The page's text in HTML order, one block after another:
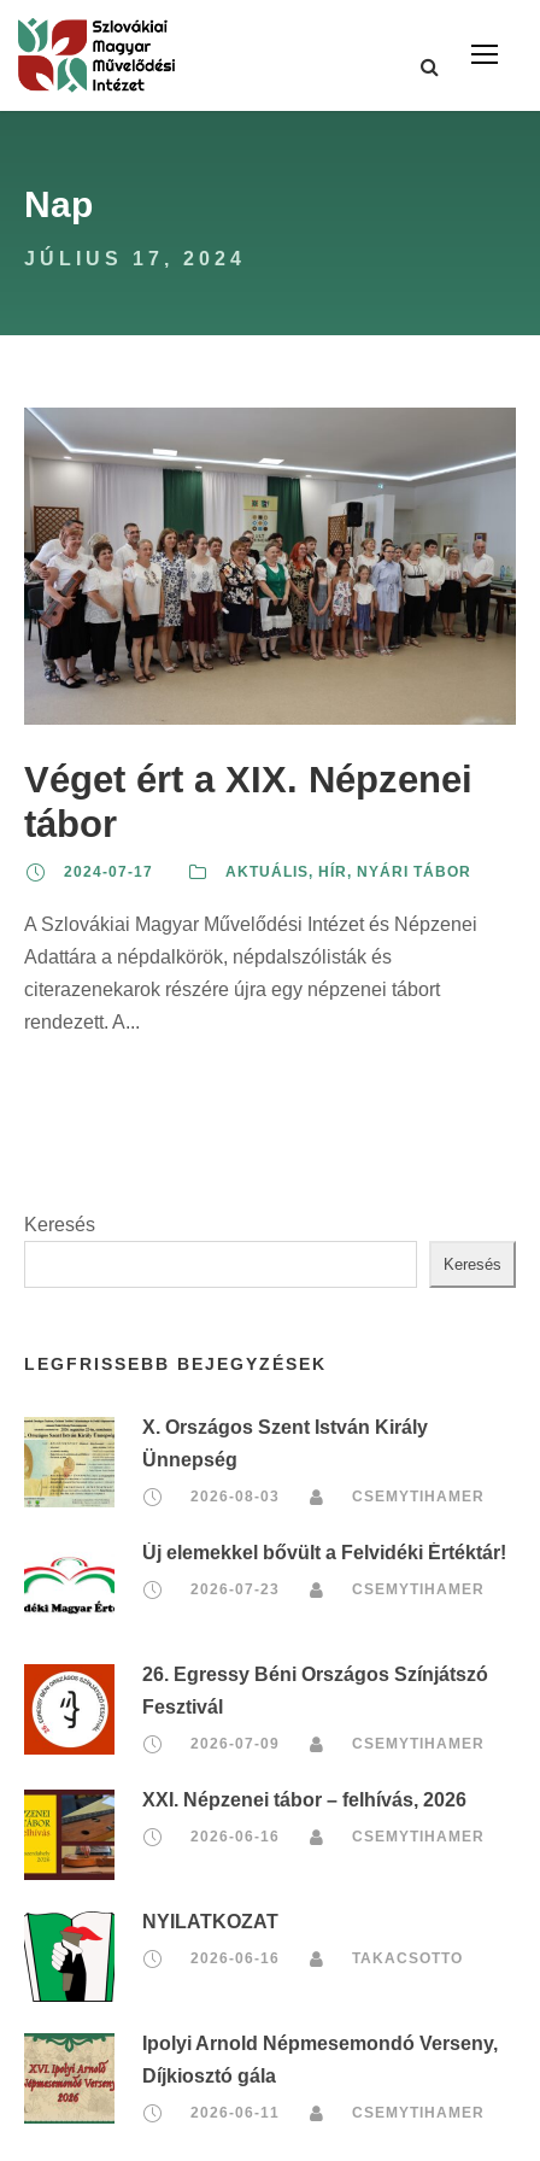
Nap
JÚLIUS 17, 2024
Véget ért a XIX. Népzenei
tábor
2024-07-17 AKTUÁLIS, HÍR, NYÁRI TÁBOR
A Szlovákiai Magyar Művelődési Intézet és Népzenei
Adattára a népdalkörök, népdalszólisták és
citerazenekarok részére újra egy népzenei tábort
rendezett. A...
Keresés
Keresés
LEGFRISSEBB BEJEGYZÉSEK
X. Országos Szent István Király
Ünnepség
2026-08-03 CSEMYTIHAMER
Új elemekkel bővült a Felvidéki Értéktár!
2026-07-23 CSEMYTIHAMER
26. Egressy Béni Országos Színjátszó
Fesztivál
2026-07-09 CSEMYTIHAMER
XXI. Népzenei tábor – felhívás, 2026
2026-06-16 CSEMYTIHAMER
NYILATKOZAT
2026-06-16 TAKACSOTTO
Ipolyi Arnold Népmesemondó Verseny,
Díjkiosztó gála
2026-06-11 CSEMYTIHAMER